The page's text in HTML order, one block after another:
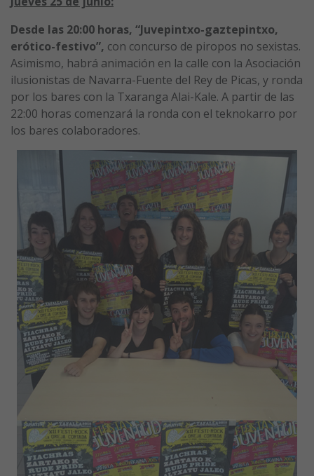
Desde las 20:00 horas, “Juvepintxo-gaztepintxo,
erótico-festivo”, con concurso de piropos no sexistas.
Asimismo, habrá animación en la calle con la Asociación
ilusionistas de Navarra-Fuente del Rey de Picas, y ronda
por los bares con la Txaranga Alai-Kale. A partir de las
22:00 horas comenzará la ronda con el teknokarro por
los bares colaboradores.